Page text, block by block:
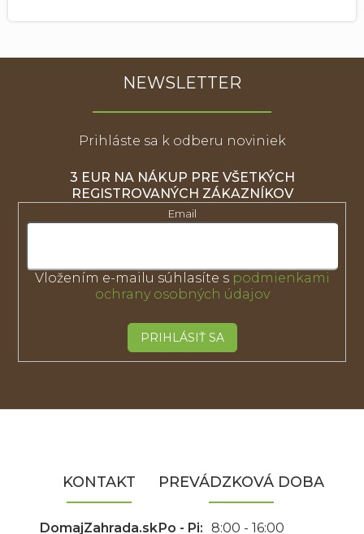
NEWSLETTER
Prihláste sa k odberu noviniek
3 EUR NA NÁKUP PRE VŠETKÝCH
REGISTROVANÝCH ZÁKAZNÍKOV
Email
Vložením e-mailu súhlasíte s podmienkami
ochrany osobných údajov
PRIHLÁSIŤ SA
KONTAKT
DomajZahrada.sk
PREVÁDZKOVÁ DOBA
Po - Pi: 8:00 - 16:00